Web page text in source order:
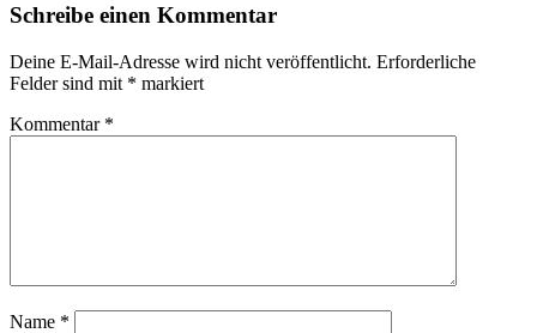
Schreibe einen Kommentar
Deine E-Mail-Adresse wird nicht veröffentlicht. Erforderliche
Felder sind mit * markiert
Kommentar *
Name *